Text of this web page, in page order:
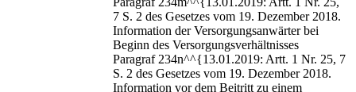
7 S. 2 des Gesetzes vom 19. Dezember 2018.
Information der Versorgungsanwärter bei
Beginn des Versorgungsverhältnisses
Paragraf 234n^^{13.01.2019: Artt. 1 Nr. 25, 7
S. 2 des Gesetzes vom 19. Dezember 2018.
Information vor dem Beitritt zu einem